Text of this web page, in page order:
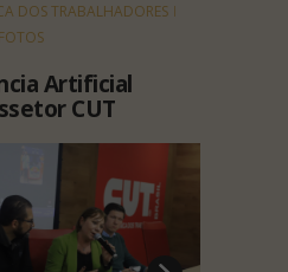
DOS TRABALHADORES
FOTOS
Artificial
CUT